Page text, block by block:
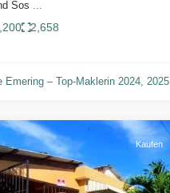
Sos
2,658
Emering – Top-Maklerin 2024, 2025
Kaufen